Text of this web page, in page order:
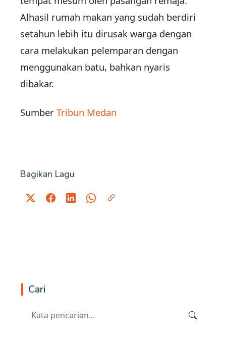
Alhasil rumah makan yang sudah berdiri
setahun lebih itu dirusak warga dengan
cara melakukan pelemparan dengan
menggunakan batu, bahkan nyaris
dibakar.
Sumber Tribun Medan
Bagikan Lagu
Cari